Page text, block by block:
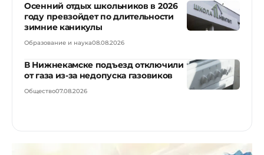
Осенний отдых школьников в 2026
году превзойдет по длительности
зимние каникулы
Образование и наука08.08.2026
В Нижнекамске подъезд отключили
от газа из-за недопуска газовиков
Общество07.08.2026